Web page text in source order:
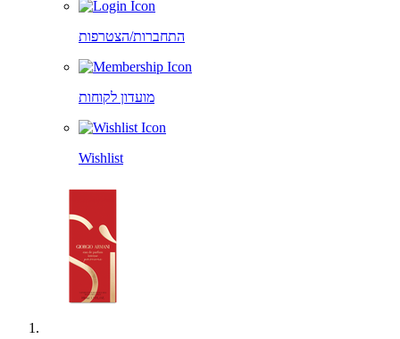
התחברות/הצטרפות
מועדון לקוחות
Wishlist